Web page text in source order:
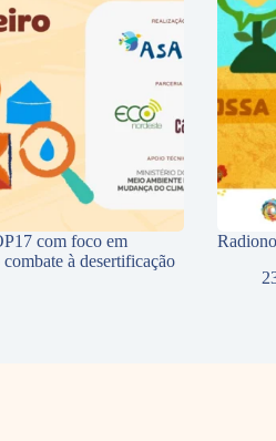
com foco em
à desertificação